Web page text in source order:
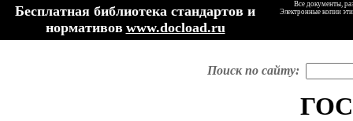
Бесплатная библиотека стандартов и
нормативов www.docload.ru
Все документы,
Электронные копии
Поиск по сайту: